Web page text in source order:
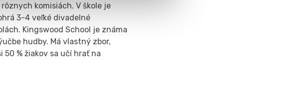
komisiách. V škole je
3-4 veľké divadelné
Kingswood School je známa
hudby. Má vlastný zbor,
% žiakov sa učí hrať na